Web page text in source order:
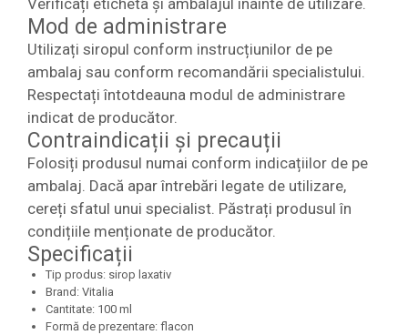
Mod de administrare
Utilizați siropul conform instrucțiunilor de pe
ambalaj sau conform recomandării specialistului.
Respectați întotdeauna modul de administrare
indicat de producător.
Contraindicații și precauții
Folosiți produsul numai conform indicațiilor de pe
ambalaj. Dacă apar întrebări legate de utilizare,
cereți sfatul unui specialist. Păstrați produsul în
condițiile menționate de producător.
Specificații
Tip produs: sirop laxativ
Brand: Vitalia
Cantitate: 100 ml
Formă de prezentare: flacon